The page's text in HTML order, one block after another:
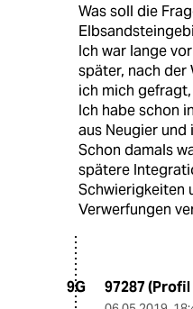
Was soll die
Ich war lange
später, nach der
ich mich
Ich habe schon
aus Neugier
Schon damals
spätere
Schwierigkeiten
Verwerfungen
9G 97287